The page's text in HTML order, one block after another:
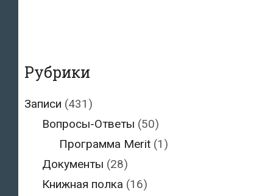
Рубрики
Записи (431)
Вопросы-Ответы (50)
Программа Merit (1)
Документы (28)
Книжная полка (16)